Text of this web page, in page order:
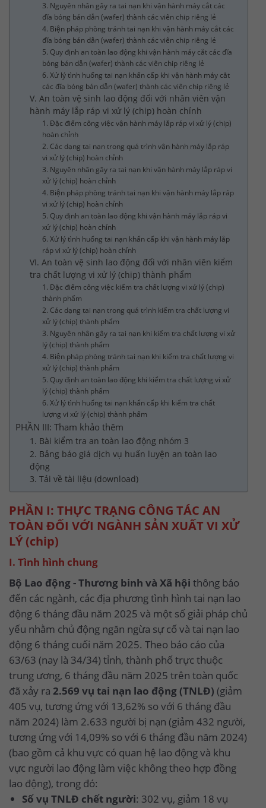
3. Nguyên nhân gây ra tai nạn khi vận hành máy cắt các
đĩa bóng bán dẫn (wafer) thành các viên chip riêng lẻ
4. Biện pháp phòng tránh tai nạn khi vận hành máy cắt các
đĩa bóng bán dẫn (wafer) thành các viên chip riêng lẻ
5. Quy định an toàn lao động khi vận hành máy cắt các đĩa
bóng bán dẫn (wafer) thành các viên chip riêng lẻ
6. Xử lý tình huống tai nạn khẩn cấp khi vận hành máy cắt
các đĩa bóng bán dẫn (wafer) thành các viên chip riêng lẻ
V. An toàn vệ sinh lao động đối với nhân viên vận
hành máy lắp ráp vi xử lý (chip) hoàn chỉnh
1. Đặc điểm công việc vận hành máy lắp ráp vi xử lý (chip)
hoàn chỉnh
2. Các dạng tai nạn trong quá trình vận hành máy lắp ráp
vi xử lý (chip) hoàn chỉnh
3. Nguyên nhân gây ra tai nạn khi vận hành máy lắp ráp vi
xử lý (chip) hoàn chỉnh
4. Biện pháp phòng tránh tai nạn khi vận hành máy lắp ráp
vi xử lý (chip) hoàn chỉnh
5. Quy định an toàn lao động khi vận hành máy lắp ráp vi
xử lý (chip) hoàn chỉnh
6. Xử lý tình huống tai nạn khẩn cấp khi vận hành máy lắp
ráp vi xử lý (chip) hoàn chỉnh
VI. An toàn vệ sinh lao động đối với nhân viên kiểm
tra chất lượng vi xử lý (chip) thành phẩm
1. Đặc điểm công việc kiểm tra chất lượng vi xử lý (chip)
thành phẩm
2. Các dạng tai nạn trong quá trình kiểm tra chất lượng vi
xử lý (chip) thành phẩm
3. Nguyên nhân gây ra tai nạn khi kiểm tra chất lượng vi xử
lý (chip) thành phẩm
4. Biện pháp phòng tránh tai nạn khi kiểm tra chất lượng vi
xử lý (chip) thành phẩm
5. Quy định an toàn lao động khi kiểm tra chất lượng vi xử
lý (chip) thành phẩm
6. Xử lý tình huống tai nạn khẩn cấp khi kiểm tra chất
lượng vi xử lý (chip) thành phẩm
PHẦN III: Tham khảo thêm
1. Bài kiểm tra an toàn lao động nhóm 3
2. Bảng báo giá dịch vụ huấn luyện an toàn lao
động
3. Tải về tài liệu (download)
PHẦN I: THỰC TRẠNG CÔNG TÁC AN
TOÀN ĐỐI VỚI NGÀNH SẢN XUẤT VI XỬ
LÝ (chip)
I. Tình hình chung
Bộ Lao động - Thương binh và Xã hội thông báo
đến các ngành, các địa phương tình hình tai nạn lao
động 6 tháng đầu năm 2025 và một số giải pháp chủ
yếu nhằm chủ động ngăn ngừa sự cố và tai nạn lao
động 6 tháng cuối năm 2025. Theo báo cáo của
63/63 (nay là 34/34) tỉnh, thành phố trực thuộc
trung ương, 6 tháng đầu năm 2025 trên toàn quốc
đã xảy ra 2.569 vụ tai nạn lao động (TNLĐ) (giảm
405 vụ, tương ứng với 13,62% so với 6 tháng đầu
năm 2024) làm 2.633 người bị nạn (giảm 432 người,
tương ứng với 14,09% so với 6 tháng đầu năm 2024)
(bao gồm cả khu vực có quan hệ lao động và khu
vực người lao động làm việc không theo hợp đồng
lao động), trong đó:
Số vụ TNLĐ chết người: 302 vụ, giảm 18 vụ